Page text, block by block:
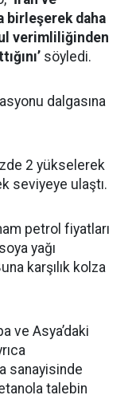
birleşerek daha
verimliliğinden
söyledi.
dalgasına
2 yükselerek
seviyeye ulaştı.
petrol fiyatları
yağı
karşılık kolza
ve Asya’daki
sanayisinde
talebin